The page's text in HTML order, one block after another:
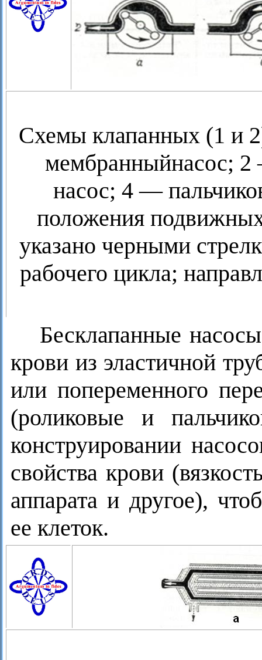
Схемы клапанных (1 и
мембранныйнасос;
насос; 4 —
положения
указано черными
рабочего цикла;
Бесклапанные
крови из эластичной
или попеременного
(роликовые и
конструировании
свойства крови
аппарата и другое),
ее клеток.